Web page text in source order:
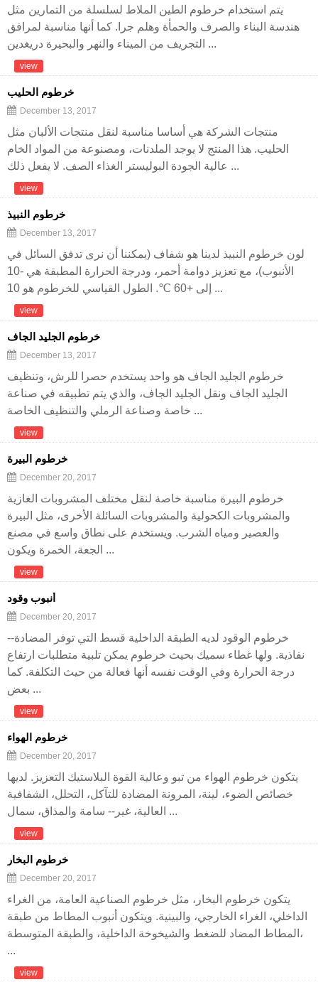
يتم استخدام خرطوم الطين الملاط لسلسلة من التمارين مثل
هندسة البناء والصرف والحمأة وهلم جرا. كما أنها مناسبة لمرافق
التجريف من الميناء والنهر والبحيرة دريغدين ...
view
خرطوم الحليب
December 13, 2017
منتجات الشركة هي أساسا مناسبة لنقل منتجات الألبان مثل
الحليب. هذا المنتج لا يوجد الملدنات، ومصنوعة من المواد الخام
عالية الجودة البوليستر الغذاء الصف. لا يفعل ذلك ...
view
خرطوم النبيذ
December 13, 2017
لون خرطوم النبيذ لدينا هو شفاف (يمكننا أن نرى تدفق السائل في
الأنبوب)، مع تعزيز دوامة أحمر، ودرجة الحرارة المطبقة هي -10
إلى +60 ℃. الطول القياسي للخرطوم هو 10 ...
view
خرطوم الجليد الجاف
December 13, 2017
خرطوم الجليد الجاف هو واحد يستخدم حصرا للرش، وتنظيف
الجليد الجاف ونقل الجليد الجاف، والذي يتم تطبيقه في صناعة
خاصة وصناعة الرملي والتنظيف الخاصة ...
view
خرطوم البيرة
December 20, 2017
خرطوم البيرة مناسبة خاصة لنقل مختلف المشروبات الغازية
والمشروبات الكحولية والمشروبات السائلة الأخرى، مثل البيرة
والعصير ومياه الشرب. ويستخدم على نطاق واسع في مصنع
الجعة، الخمرة ويكون ...
view
أنبوب وقود
December 20, 2017
خرطوم الوقود لديه الطبقة الداخلية قسط التي توفر المضادة--
نفاذية. ولها غطاء سميك بحيث خرطوم يمكن تلبية متطلبات ارتفاع
درجة الحرارة وفي الوقت نفسه أنها فعالة من حيث التكلفة. كما
بعض ...
view
خرطوم الهواء
December 20, 2017
يتكون خرطوم الهواء من تبو وعالية القوة البلاستيك التعزيز. لديها
خصائص الضوء، لينة، المرونة المضادة للتآكل، التحلل، الشفافية
العالية، غير-- سامة والمذاق، سمال ...
view
خرطوم البخار
December 20, 2017
يتكون خرطوم البخار، مثل خرطوم الصناعية العامة، من الغراء
الداخلي، الغراء الخارجي، والبينية. ويتكون أنبوب المطاط من طبقة
المطاط المضاد للضغط والشيخوخة الداخلية، والطبقة المتوسطة،
...
view